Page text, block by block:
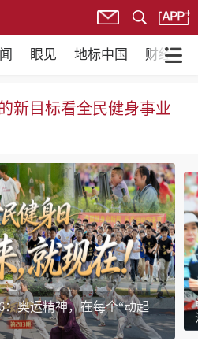
眼见 地标中国 财经
新目标看全民健身事业
划就是国民幸福计划”
：奥运精神，在每个“动起